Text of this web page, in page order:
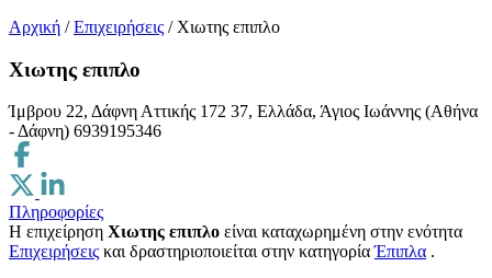
Αρχική / Επιχειρήσεις / Χιωτης επιπλο
Χιωτης επιπλο
Ίμβρου 22, Δάφνη Αττικής 172 37, Ελλάδα, Άγιος Ιωάννης (Αθήνα
- Δάφνη) 6939195346
Πληροφορίες
Η επιχείρηση Χιωτης επιπλο είναι καταχωρημένη στην ενότητα
Επιχειρήσεις και δραστηριοποιείται στην κατηγορίαΈπιπλα .